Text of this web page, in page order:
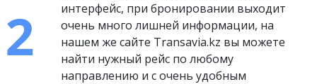
интерфейс, при бронировании выходит
очень много лишней информации, на
нашем же сайте Transavia.kz вы можете
найти нужный рейс по любому
направлению и с очень удобным